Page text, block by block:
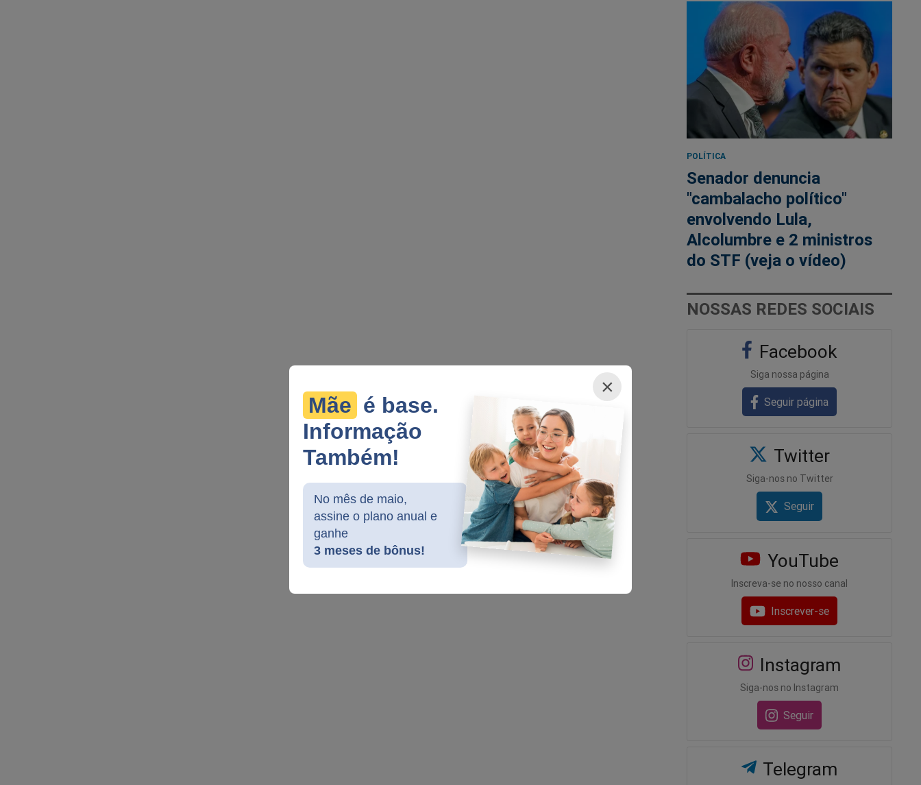
×
Mãe é base.
Informação
Também!
No mês de maio,
assine o plano anual e
ganhe
3 meses de bônus!
POLÍTICA
Senador denuncia
"cambalacho político"
envolvendo Lula,
Alcolumbre e 2 ministros
do STF (veja o vídeo)
NOSSAS REDES SOCIAIS
Facebook
Siga nossa página
Seguir página
Twitter
Siga-nos no Twitter
Seguir
YouTube
Inscreva-se no nosso canal
Inscrever-se
Instagram
Siga-nos no Instagram
Seguir
Telegram